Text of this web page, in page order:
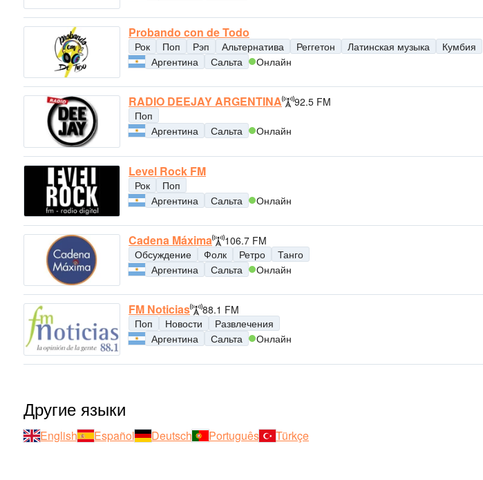
Probando con de Todo
Рок Поп Рэп Альтернатива Реггетон Латинская музыка
Кумбия
Аргентина
Сальта Онлайн
RADIO DEEJAY ARGENTINA
92.5 FM
Поп
Аргентина
Сальта Онлайн
Level Rock FM
Рок
Поп
Аргентина
Сальта Онлайн
Cadena Máxima
106.7 FM
Обсуждение
Фолк Ретро
Танго
Аргентина
Сальта Онлайн
FM Noticias
88.1 FM
Поп
Новости
Развлечения
Аргентина
Сальта Онлайн
Другие языки
English Español Deutsch Português Türkçe